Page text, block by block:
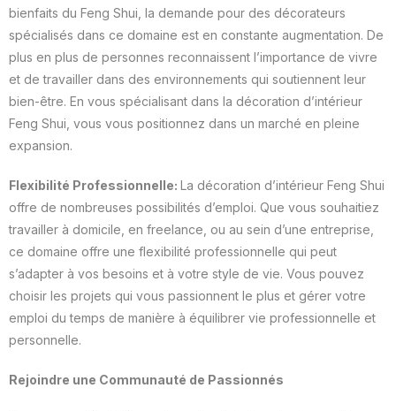
bienfaits du Feng Shui, la demande pour des décorateurs
spécialisés dans ce domaine est en constante augmentation. De
plus en plus de personnes reconnaissent l’importance de vivre
et de travailler dans des environnements qui soutiennent leur
bien-être. En vous spécialisant dans la décoration d’intérieur
Feng Shui, vous vous positionnez dans un marché en pleine
expansion.
Flexibilité Professionnelle: La décoration d’intérieur Feng Shui
offre de nombreuses possibilités d’emploi. Que vous souhaitiez
travailler à domicile, en freelance, ou au sein d’une entreprise,
ce domaine offre une flexibilité professionnelle qui peut
s’adapter à vos besoins et à votre style de vie. Vous pouvez
choisir les projets qui vous passionnent le plus et gérer votre
emploi du temps de manière à équilibrer vie professionnelle et
personnelle.
Rejoindre une Communauté de Passionnés